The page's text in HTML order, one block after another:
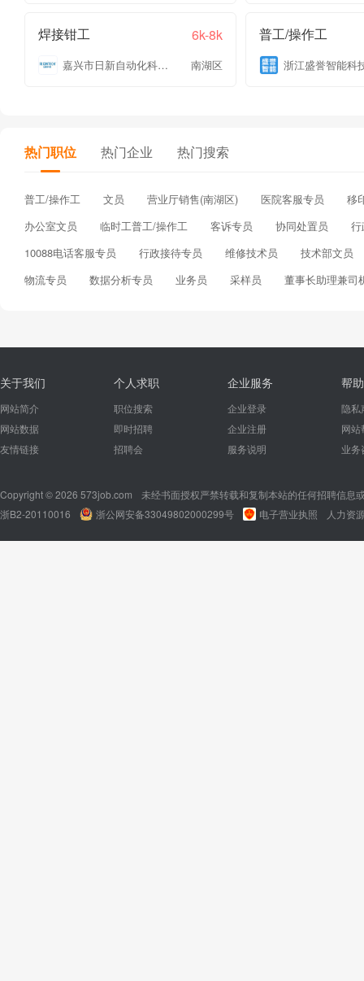
焊接钳工 6k-8k
嘉兴市日新自动化科技有限公司 南湖区
普工/操作工
热门职位 热门企业 热门搜索
普工/操作工 文员 营业厅销售(南湖区) 医院客服专员
移
办公室文员
临时工普工/操作工 客诉专员 协同处置员
10088电话客服专员
行政接待专员 维修技术员
技术部文员
物流专员
数据分析专员 业务员 采样员 董事长助理兼司
关于我们
网站简介
网站数据
友情链接
个人求职
职位搜索
即时招聘
招聘会
企业服务
企业登录
企业注册
服务说明
帮
隐私
网站
业务
Copyright © 2026 573job.com
未经书面授权严禁转载和复制本站的任何招聘信息
浙B2-20110016
浙公网安备33049802000299号 电子营业执照 人力资